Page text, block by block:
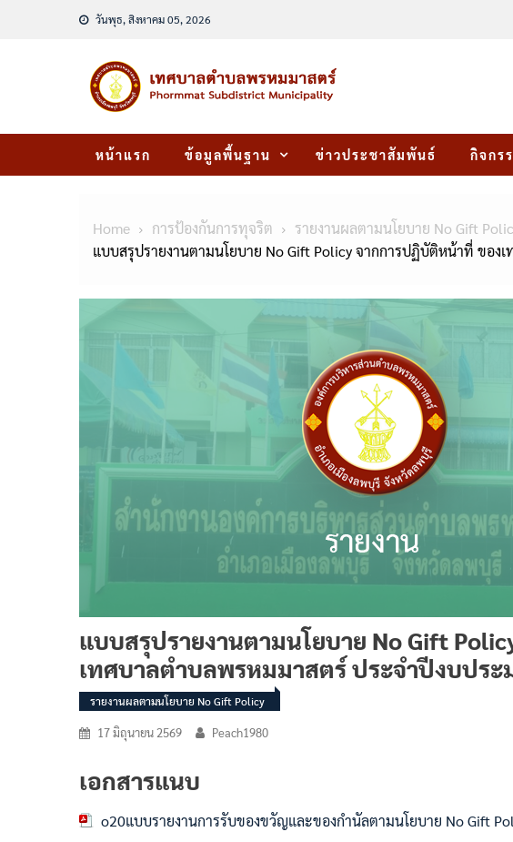
วันพุธ, สิงหาคม 05, 2026
หน้าแรก ข้อมูลพื้นฐาน ข่าวประชาสัมพันธ์ กิจกร
Home การป้องกันการทุจริต
รายงานผลตามนโยบาย No Gift
แบบสรุปรายงานตามนโยบาย No Gift Policy จากการปฏิบัติหน้าที่ ขอ
แบบสรุปรายงานตามนโยบาย No Gift
เทศบาลตำบลพรหมมาสตร์ ประจำปีงบปร
รายงานผลตามนโยบาย No Gift Policy
17 มิถุนายน 2569 Peach1980
เอกสารแนบ
o20แบบรายงานการรับของขวัญและของกำนัลตามนโยบาย No Gift